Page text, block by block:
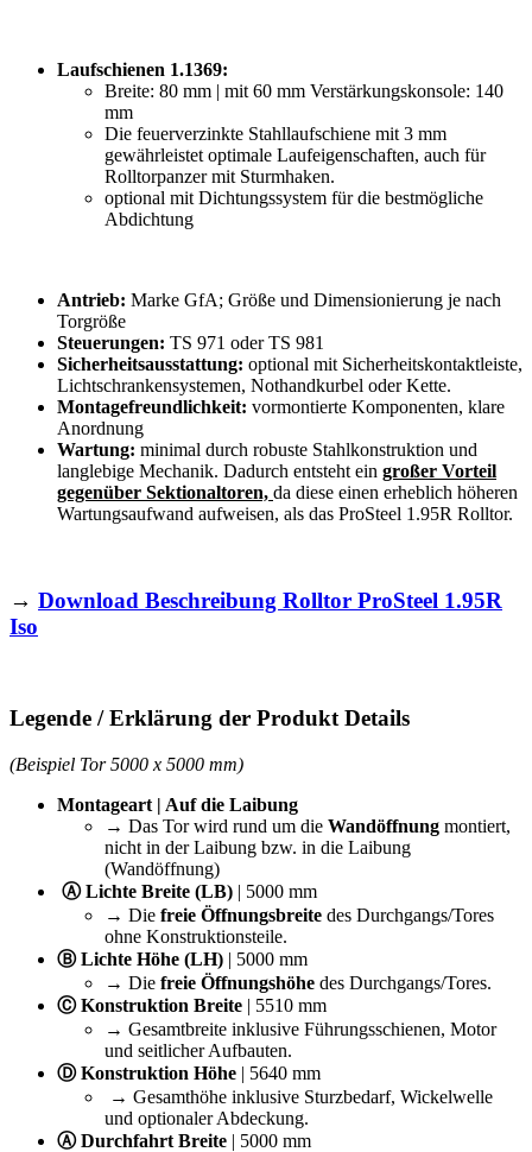
Laufschienen 1.1369:
Breite: 80 mm | mit 60 mm Verstärkungskonsole: 140
mm
Die feuerverzinkte Stahllaufschiene mit 3 mm
gewährleistet optimale Laufeigenschaften, auch für
Rolltorpanzer mit Sturmhaken.
optional mit Dichtungssystem für die bestmögliche
Abdichtung
Antrieb: Marke GfA; Größe und Dimensionierung je nach
Torgröße
Steuerungen: TS 971 oder TS 981
Sicherheitsausstattung: optional mit Sicherheitskontaktleiste,
Lichtschrankensystemen, Nothandkurbel oder Kette.
Montagefreundlichkeit: vormontierte Komponenten, klare
Anordnung
Wartung: minimal durch robuste Stahlkonstruktion und
langlebige Mechanik. Dadurch entsteht ein großer Vorteil
gegenüber Sektionaltoren, da diese einen erheblich höheren
Wartungsaufwand aufweisen, als das ProSteel 1.95R Rolltor.
→ Download Beschreibung Rolltor ProSteel 1.95R
Iso
Legende / Erklärung der Produkt Details
(Beispiel Tor 5000 x 5000 mm)
Montageart | Auf die Laibung
→ Das Tor wird rund um die Wandöffnung montiert,
nicht in der Laibung bzw. in die Laibung
(Wandöffnung)
Ⓐ Lichte Breite (LB) | 5000 mm
→ Die freie Öffnungsbreite des Durchgangs/Tores
ohne Konstruktionsteile.
Ⓑ Lichte Höhe (LH) | 5000 mm
→ Die freie Öffnungshöhe des Durchgangs/Tores.
Ⓒ Konstruktion Breite | 5510 mm
→ Gesamtbreite inklusive Führungsschienen, Motor
und seitlicher Aufbauten.
Ⓓ Konstruktion Höhe | 5640 mm
→ Gesamthöhe inklusive Sturzbedarf, Wickelwelle
und optionaler Abdeckung.
Ⓐ Durchfahrt Breite | 5000 mm